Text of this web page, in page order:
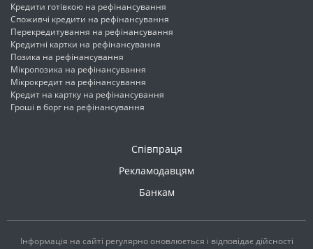
Кредити готівкою на рефінансування
Споживчі кредити на рефінансування
Перекредитування на рефінансування
Кредитні картки на рефінансування
Позика на рефінансування
Мікропозика на рефінансування
Мікрокредит на рефінансування
Кредит на картку на рефінансування
Гроші в борг на рефінансування
Співпраця
Рекламодавцям
Банкам
Інформація на сайті регулярно оновлюється і відповідає дійсності